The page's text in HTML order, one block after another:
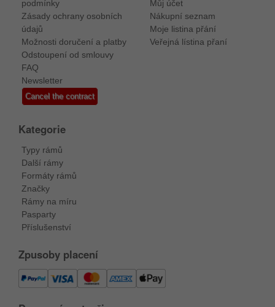
podmínky
Zásady ochrany osobních
údajů
Možnosti doručení a platby
Odstoupení od smlouvy
FAQ
Newsletter
Cancel the contract
Můj účet
Nákupní seznam
Moje listina přání
Veřejná lístina přaní
Kategorie
Typy rámů
Další rámy
Formáty rámů
Značky
Rámy na míru
Pasparty
Příslušenství
Zpusoby placení